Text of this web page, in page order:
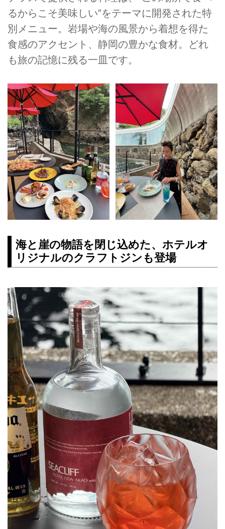
るからこそ美味しい”をテーマに開発された特
別メニュー。岩場や海の風景から着想を得た
食感のアクセント、静岡の豊かな食材。どれ
も旅の記憶に残る一皿です。
海と崖の物語を閉じ込めた、ホテルオ
リジナルのクラフトジンも登場